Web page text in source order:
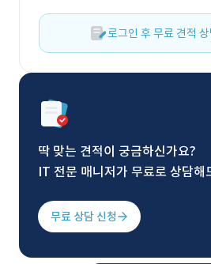
로그인 후 무료 견적
딱 맞는 견적이 궁금하신가요?
IT 전문 매니저가 무료로 상담해
무료 상담 신청